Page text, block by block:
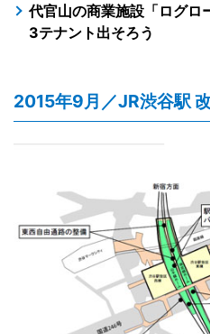
代官山の商業施設「ログ
3テナント出そろう
2015年9月／JR渋谷駅